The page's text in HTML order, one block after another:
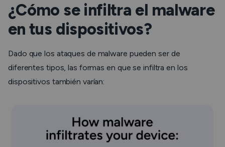
¿Cómo se infiltra el malware
en tus dispositivos?
Dado que los ataques de malware pueden ser de
diferentes tipos, las formas en que se infiltra en los
dispositivos también varían: